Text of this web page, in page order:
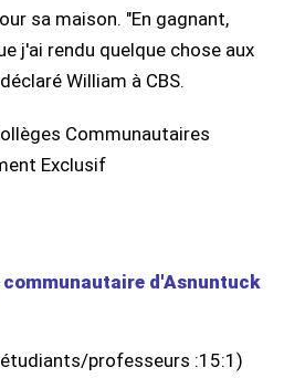
sa maison. "En gagnant,
j'ai rendu quelque chose aux
William à CBS.
d'Asnuntuck
professeurs :15:1)